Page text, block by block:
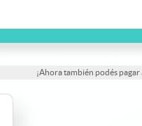
¡Ahora también podés